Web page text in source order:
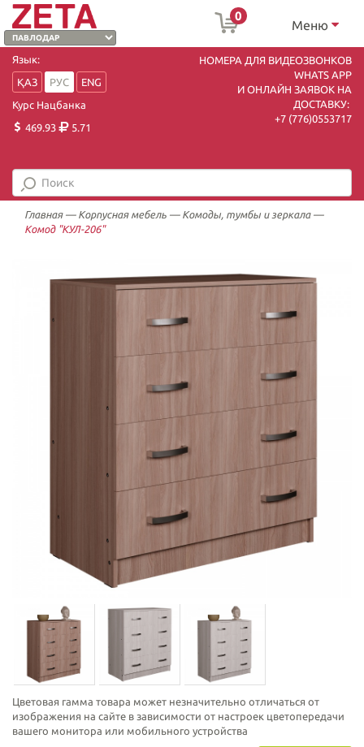
0
Меню
Язык:
ҚАЗ
РУС
ENG
Курс Нацбанка
469.93
5.71
НОМЕРА ДЛЯ ВИДЕОЗВОНКОВ
WHATS APP
И ОНЛАЙН ЗАЯВОК НА
ДОСТАВКУ:
+7 (776)0553717
Главная— Корпусная мебель — Комоды, тумбы и зеркала—
Комод "КУЛ-206"
Цветовая гамма товара может незначительно отличаться от
изображения на сайте в зависимости от настроек цветопередачи
вашего монитора или мобильного устройства